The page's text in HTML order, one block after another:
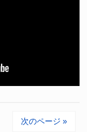
次のページ »